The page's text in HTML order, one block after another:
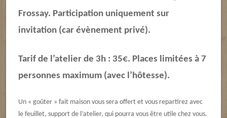
Frossay. Participation uniquement sur
invitation (car évènement privé).
Tarif de l’atelier de 3h : 35€. Places limitées à 7
personnes maximum (avec l’hôtesse).
Un « goûter » fait maison vous sera offert et vous repartirez avec
le feuillet, support de l’atelier, qui pourra vous être utile chez vous.